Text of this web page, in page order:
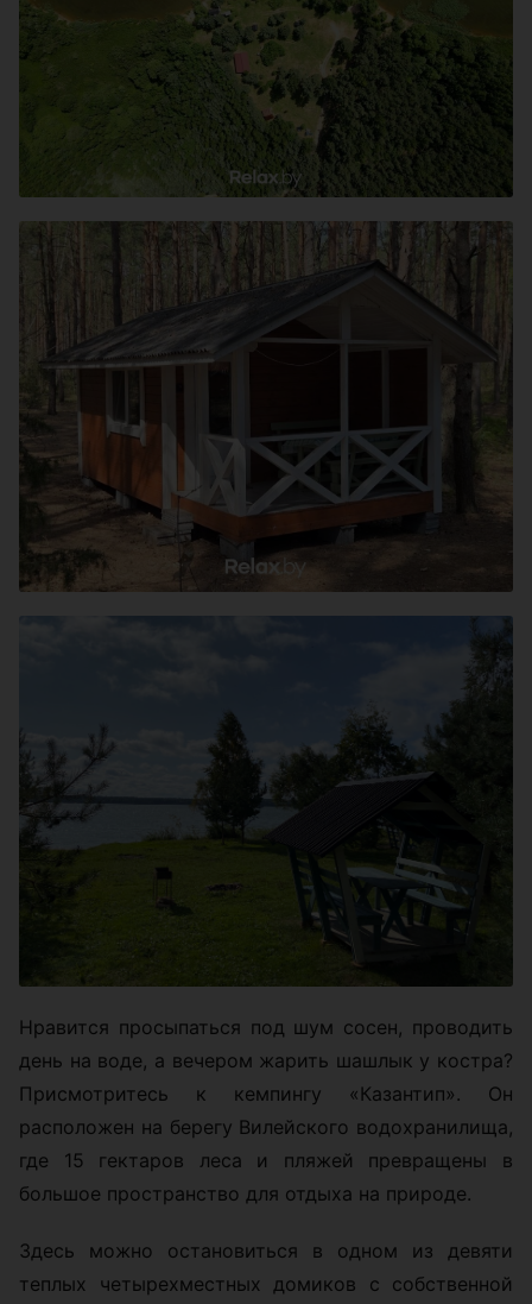
Нравится просыпаться под шум сосен, проводить
день на воде, а вечером жарить шашлык у костра?
Присмотритесь к кемпингу «Казантип». Он
расположен на берегу Вилейского водохранилища,
где 15 гектаров леса и пляжей превращены в
большое пространство для отдыха на природе.
Здесь можно остановиться в одном из девяти
теплых четырехместных домиков с собственной